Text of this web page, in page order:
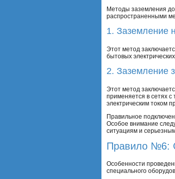
Методы заземления
распространенными
1. Заземление
Этот метод
бытовых
2. Заземление
Этот метод
применяется в сетях
электрическим током
Правильное
Особое внимание
ситуациям и
Правило №6:
Особенности
специального